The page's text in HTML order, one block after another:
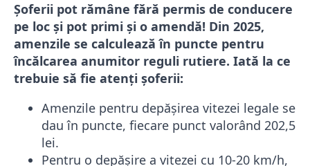
Șoferii pot rămâne fără permis de conducere
pe loc și pot primi și o amendă! Din 2025,
amenzile se calculează în puncte pentru
încălcarea anumitor reguli rutiere. Iată la ce
trebuie să fie atenți șoferii:
Amenzile pentru depășirea vitezei legale se
dau în puncte, fiecare punct valorând 202,5
lei.
Pentru o depășire a vitezei cu 10-20 km/h,